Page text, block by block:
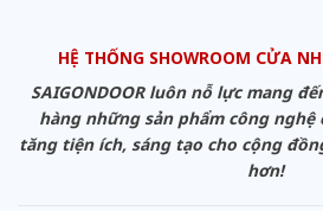
HỆ THỐNG SHOWROOM CỬA
SAIGONDOOR luôn nỗ lực mang
hàng những sản phẩm công nghệ
tăng tiện ích, sáng tạo cho cộng
hơn!